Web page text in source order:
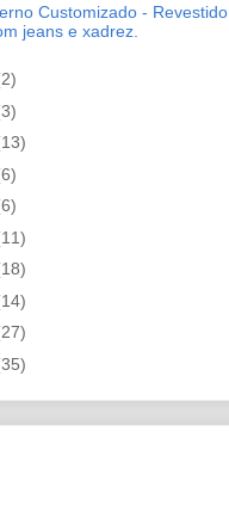
Customizado - Revestido
jeans e xadrez.